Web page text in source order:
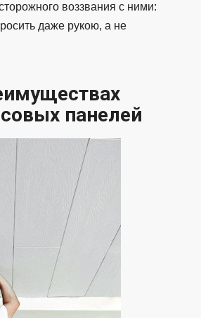
воззвания с ними:
даже рукою, а не
панелей